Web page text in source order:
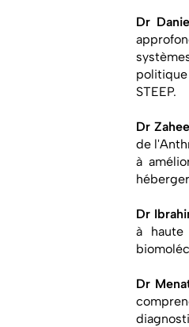
Dr
STEEP.
Dr
de
à
Dr
à
Dr